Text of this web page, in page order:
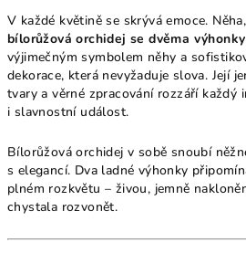
V každé květině se skrývá emoce.
bílorůžová orchidej se dvěma
výjimečným symbolem něhy a
dekorace, která nevyžaduje slova. Její
tvary a věrné zpracování rozzáří každý
i slavnostní událost.
Bílorůžová orchidej v sobě snoubí
s elegancí. Dva ladné výhonky
plném rozkvětu – živou, jemně
chystala rozvonět.